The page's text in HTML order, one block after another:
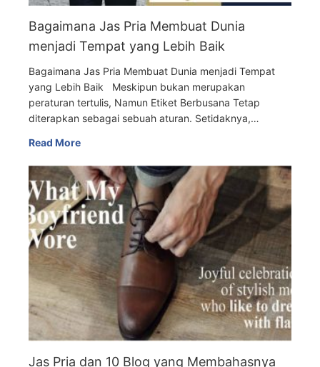
Bagaimana Jas Pria Membuat Dunia
menjadi Tempat yang Lebih Baik
Bagaimana Jas Pria Membuat Dunia menjadi Tempat
yang Lebih Baik Meskipun bukan merupakan
peraturan tertulis, Namun Etiket Berbusana Tetap
diterapkan sebagai sebuah aturan. Setidaknya,…
Read More
Jas Pria dan 10 Blog yang Membahasnya